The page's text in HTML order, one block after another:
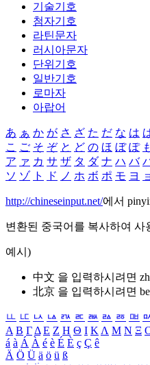
기술기호
첨자기호
라틴문자
러시아문자
단위기호
일반기호
로마자
아랍어
あ ぁ か が さ ざ た だ な は
こ ご そ ぞ と ど の ほ ぼ ぽ
ア ァ カ サ ザ タ ダ ナ ハ バ
ソ ゾ ト ド ノ ホ ボ ポ モ ヨ
http://chineseinput.net/에서
변환된 중국어를 복사하여 사
예시)
中文 을 입력하시려면
北京 을 입력하시려면
ㅥ ㅦ ㅧ ㅨ ㅩ ㅪ ㅫ ㅬ ㅭ ㅮ
Α Β ΓΔ Ε Ζ Η Θ Ι ΚΛ Μ Ν Ξ
á à Á À é è É È ç Ç ê
Ä Ö Ü ä ö ü ß